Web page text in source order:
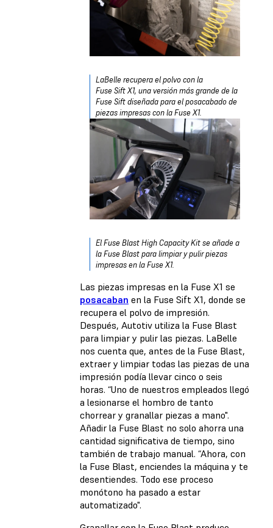
LaBelle recupera el polvo con la
Fuse Sift X1, una versión más grande de la
Fuse Sift diseñada para el posacabado de
piezas impresas con la Fuse X1.
El Fuse Blast High Capacity Kit se añade a
la Fuse Blast para limpiar y pulir piezas
impresas en la Fuse X1.
Las piezas impresas en la Fuse X1 se
posacaban en la Fuse Sift X1, donde se
recupera el polvo de impresión.
Después, Autotiv utiliza la Fuse Blast
para limpiar y pulir las piezas. LaBelle
nos cuenta que, antes de la Fuse Blast,
extraer y limpiar todas las piezas de una
impresión podía llevar cinco o seis
horas. “Uno de nuestros empleados llegó
a lesionarse el hombro de tanto
chorrear y granallar piezas a mano".
Añadir la Fuse Blast no solo ahorra una
cantidad significativa de tiempo, sino
también de trabajo manual. “Ahora, con
la Fuse Blast, enciendes la máquina y te
desentiendes. Todo ese proceso
monótono ha pasado a estar
automatizado".